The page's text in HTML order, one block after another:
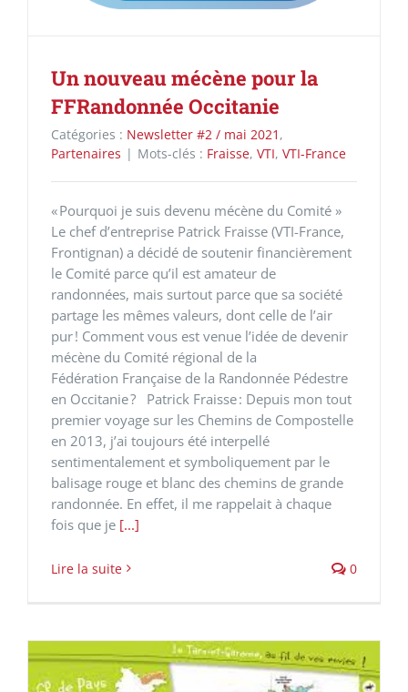
Un nouveau mécène pour la
FFRandonnée Occitanie
Catégories : Newsletter #2 / mai 2021 ,
Partenaires | Mots-clés : Fraisse, VTI, VTI-France
« Pourquoi je suis devenu mécène du Comité »
Le chef d’entreprise Patrick Fraisse (VTI-France,
Frontignan) a décidé de soutenir financièrement
le Comité parce qu’il est amateur de
randonnées, mais surtout parce que sa société
partage les mêmes valeurs, dont celle de l’air
pur ! Comment vous est venue l’idée de devenir
mécène du Comité régional de la
Fédération Française de la Randonnée Pédestre
en Occitanie ? Patrick Fraisse : Depuis mon tout
premier voyage sur les Chemins de Compostelle
en 2013, j’ai toujours été interpellé
sentimentalement et symboliquement par le
balisage rouge et blanc des chemins de grande
randonnée. En effet, il me rappelait à chaque
fois que je [...]
Lire la suite 0